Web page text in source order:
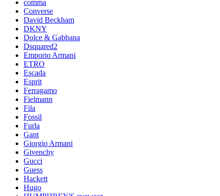
comma
Converse
David Beckham
DKNY
Dolce & Gabbana
Dsquared2
Emporio Armani
ETRO
Escada
Esprit
Ferragamo
Fielmann
Fila
Fossil
Furla
Gant
Giorgio Armani
Givenchy
Gucci
Guess
Hackett
Hugo